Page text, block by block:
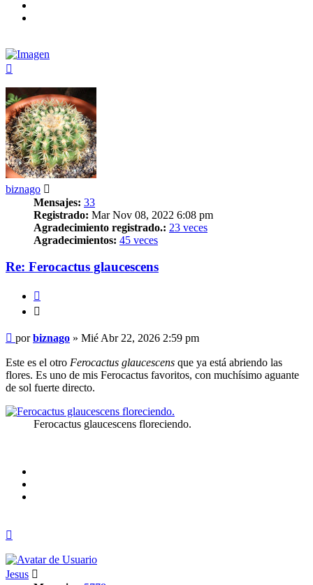
biznago
Mensajes: 33
Registrado: Mar Nov 08, 2022 6:08 pm
Agradecimiento registrado.: 23 veces
Agradecimientos: 45 veces
Re: Ferocactus glaucescens
Mensaje
porbiznago » Mié Abr 22, 2026 2:59 pm
Este es el otro Ferocactus glaucescens que ya está abriendo las
flores. Es uno de mis Ferocactus favoritos, con muchísimo aguante
de sol fuerte directo.
Ferocactus glaucescens floreciendo.
Jesus